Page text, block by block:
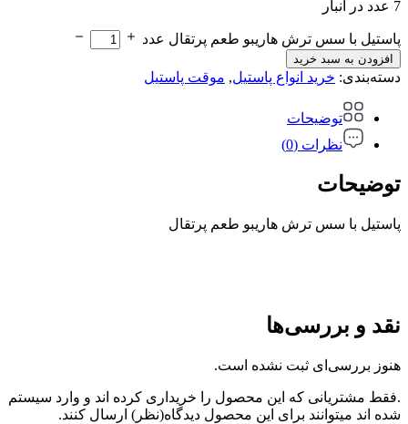
7 عدد در انبار
پاستیل با سس ترش هاریبو طعم پرتقال عدد
افزودن به سبد خرید
دسته‌بندی: خرید انواع پاستیل, موقت پاستیل
توضیحات
نظرات (0)
توضیحات
پاستیل با سس ترش هاریبو طعم پرتقال
نقد و بررسی‌ها
هنوز بررسی‌ای ثبت نشده است.
.فقط مشتریانی که این محصول را خریداری کرده اند و وارد سیستم
شده اند میتوانند برای این محصول دیدگاه(نظر) ارسال کنند.